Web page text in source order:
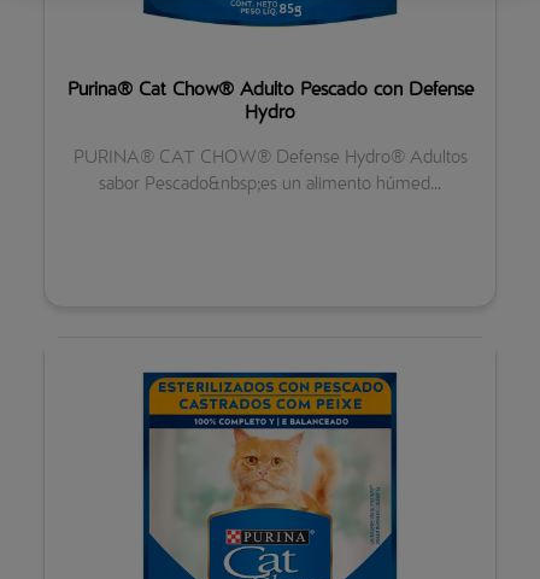
Purina® Cat Chow® Adulto Pescado con Defense
Hydro
PURINA® CAT CHOW® Defense Hydro® Adultos
sabor Pescado&nbsp;es un alimento húmed...